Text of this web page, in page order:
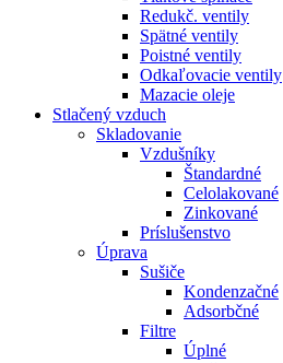
Redukč. ventily
Spätné ventily
Poistné ventily
Odkaľovacie ventily
Mazacie oleje
Stlačený vzduch
Skladovanie
Vzdušníky
Štandardné
Celolakované
Zinkované
Príslušenstvo
Úprava
Sušiče
Kondenzačné
Adsorbčné
Filtre
Úplné